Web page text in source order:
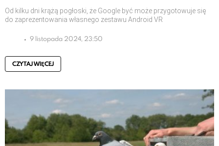
Od kilku dni krążą pogłoski, że Google być może przygotowuje się
do zaprezentowania własnego zestawu Android VR
9 listopada 2024, 23:50
CZYTAJ WIĘCEJ